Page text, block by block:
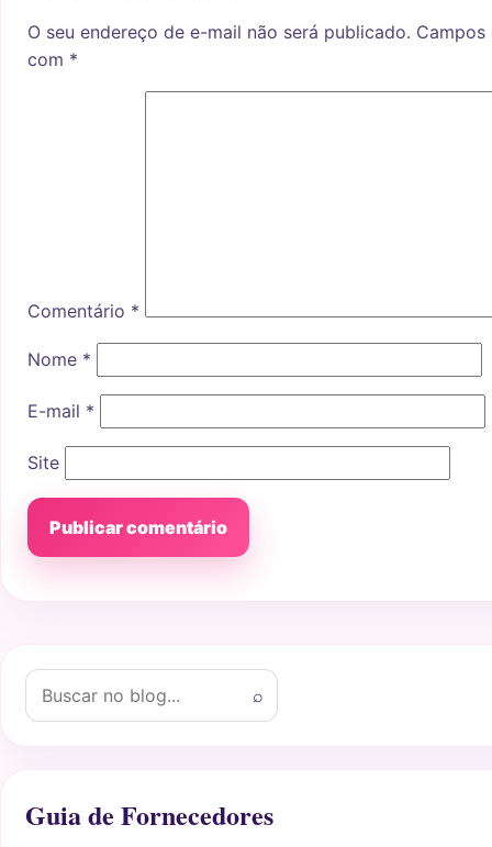
O seu endereço de e-mail não será publicado.
com *
Comentário *
Nome *
E-mail *
Site
Buscar por:
⌕
Guia de Fornecedores